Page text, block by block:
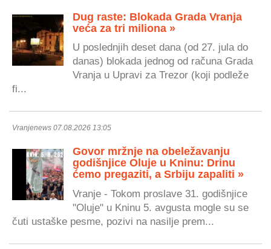
Dug raste: Blokada Grada Vranja
veća za tri miliona »
U poslednjih deset dana (od 27. jula do
danas) blokada jednog od računa Grada
Vranja u Upravi za Trezor (koji podleže
fi...
Vranjenews 07.08.2026 13:05
Govor mržnje na obeležavanju
godišnjice Oluje u Kninu: Drinu
ćemo pregaziti, a Srbiju zapaliti »
Vranje - Tokom proslave 31. godišnjice
"Oluje" u Kninu 5. avgusta mogle su se
čuti ustaške pesme, pozivi na nasilje prem...